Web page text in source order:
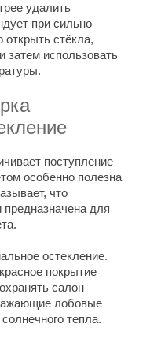
удалить
при сильно
открыть стёкла,
затем использовать
поступление
особенно полезна
что
для
остекление.
покрытие
салон
лобовые
тепла.